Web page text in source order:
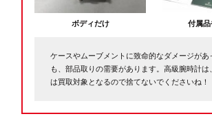
ボディだけ 付属
ケースやムーブメントに致命的なダメージがあ
も、部品取りの需要があります。高級腕時計は
は買取対象となるので捨てないでくださいね！